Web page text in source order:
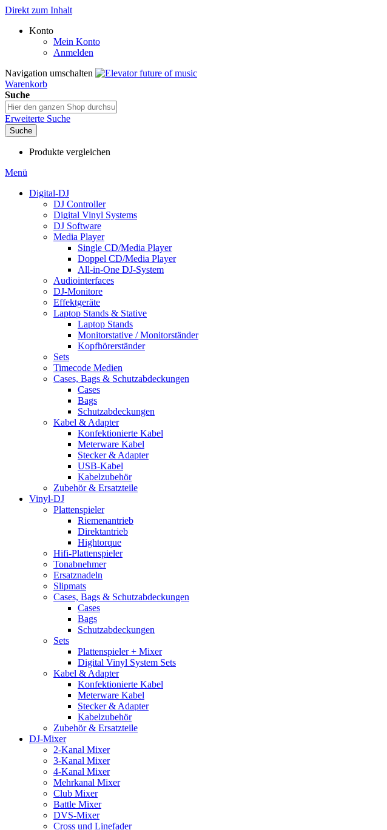
Direkt zum Inhalt
Konto
Mein Konto
Anmelden
Navigation umschalten
Warenkorb
Suche
Erweiterte Suche
Suche
Produkte vergleichen
Menü
Digital-DJ
DJ Controller
Digital Vinyl Systems
DJ Software
Media Player
Single CD/Media Player
Doppel CD/Media Player
All-in-One DJ-System
Audiointerfaces
DJ-Monitore
Effektgeräte
Laptop Stands & Stative
Laptop Stands
Monitorstative / Monitorständer
Kopfhörerständer
Sets
Timecode Medien
Cases, Bags & Schutzabdeckungen
Cases
Bags
Schutzabdeckungen
Kabel & Adapter
Konfektionierte Kabel
Meterware Kabel
Stecker & Adapter
USB-Kabel
Kabelzubehör
Zubehör & Ersatzteile
Vinyl-DJ
Plattenspieler
Riemenantrieb
Direktantrieb
Hightorque
Hifi-Plattenspieler
Tonabnehmer
Ersatznadeln
Slipmats
Cases, Bags & Schutzabdeckungen
Cases
Bags
Schutzabdeckungen
Sets
Plattenspieler + Mixer
Digital Vinyl System Sets
Kabel & Adapter
Konfektionierte Kabel
Meterware Kabel
Stecker & Adapter
Kabelzubehör
Zubehör & Ersatzteile
DJ-Mixer
2-Kanal Mixer
3-Kanal Mixer
4-Kanal Mixer
Mehrkanal Mixer
Club Mixer
Battle Mixer
DVS-Mixer
Cross und Linefader